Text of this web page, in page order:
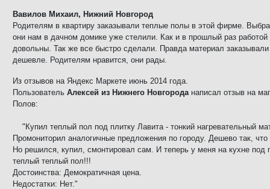
Вавилов Михаил, Нижний Новгород
Родителям в квартиру заказывали теплые полы в этой фирме.
они нам в дачном домике уже стелили. Как и в прошлый раз
довольны. Так же все быстро сделали. Правда материал заказывали
дешевле. Родителям нравится, они рады.
Из отзывов на Яндекс Маркете июнь 2014 года.
Пользователь Алексей из Нижнего Новгороданаписал отзыв на
Полов:
"Купил теплый пол под плитку Лавита - тонкий нагревательный
Промониторил аналогичные предложения по городу. Дешево так,
Но решился, купил, смонтировал сам. И теперь у меня на кухне под
теплый теплый пол!!!
Достоинства: Демократичная цена.
Недостатки: Нет."